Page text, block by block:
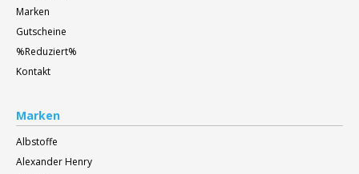
Marken
Gutscheine
%Reduziert%
Kontakt
Marken
Albstoffe
Alexander Henry